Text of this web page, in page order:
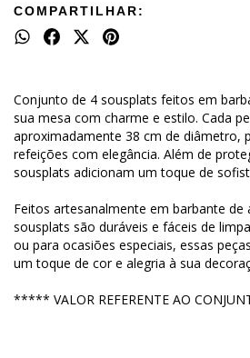
COMPARTILHAR:
Conjunto de 4 sousplats feitos em
sua mesa com charme e estilo. Cada
aproximadamente 38 cm de diâmetro,
refeições com elegância. Além de
sousplats adicionam um toque de
Feitos artesanalmente em barbante de
sousplats são duráveis e fáceis de
ou para ocasiões especiais, essas
um toque de cor e alegria à sua
***** VALOR REFERENTE AO